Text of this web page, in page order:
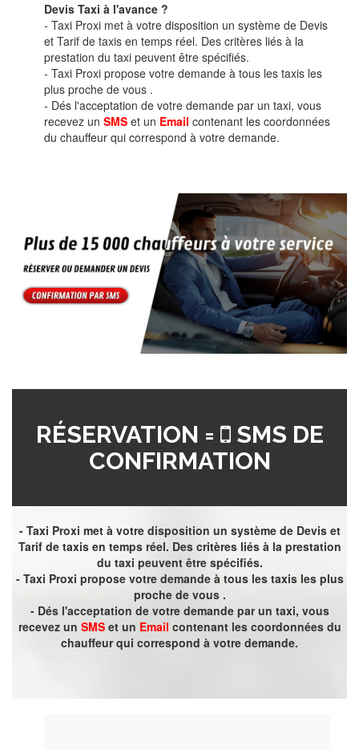
Devis Taxi à l'avance ?
- Taxi Proxi met à votre disposition un système de Devis
et Tarif de taxis en temps réel. Des critères liés à la
prestation du taxi peuvent être spécifiés.
- Taxi Proxi propose votre demande à tous les taxis les
plus proche de vous .
- Dés l'acceptation de votre demande par un taxi, vous
recevez un SMS et un Email contenant les coordonnées
du chauffeur qui correspond à votre demande.
RÉSERVATION =
SMS DE
CONFIRMATION
- Taxi Proxi met à votre disposition un système de Devis et
Tarif de taxis en temps réel. Des critères liés à la prestation
du taxi peuvent être spécifiés.
- Taxi Proxi propose votre demande à tous les taxis les plus
proche de vous .
- Dés l'acceptation de votre demande par un taxi, vous
recevez un SMSet un Email contenant les coordonnées du
chauffeur qui correspond à votre demande.